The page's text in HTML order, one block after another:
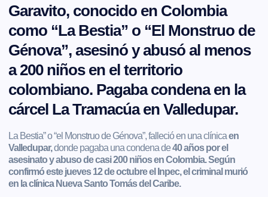
Garavito, conocido en Colombia
como “La Bestia” o “El Monstruo de
Génova”, asesinó y abusó al menos
a 200 niños en el territorio
colombiano. Pagaba condena en la
cárcel La Tramacúa en Valledupar.
La Bestia” o “el Monstruo de Génova”, falleció en una clínicaen
Valledupar,donde pagaba una condena de40 años por el
asesinato y abuso de casi 200 niños en Colombia. Según
confirmó este jueves 12 de octubre el Inpec, el criminal murió
en la clínica Nueva Santo Tomás del Caribe.